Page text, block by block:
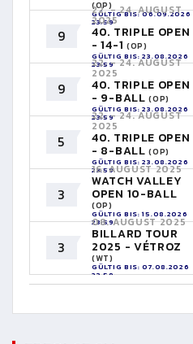
(OP)
GÜLTIG BIS: 06.09.2026
23:59
9
22. - 24. AUGUST
2025
40. TRIPLE OPEN
- 14-1 (OP)
GÜLTIG BIS: 23.08.2026
23:59
9
22. - 24. AUGUST
2025
40. TRIPLE OPEN
- 9-BALL(OP)
GÜLTIG BIS: 23.08.2026
23:59
5
22. - 24. AUGUST
2025
40. TRIPLE OPEN
- 8-BALL(OP)
GÜLTIG BIS: 23.08.2026
23:59
3
16. AUGUST 2025
WATCH VALLEY
OPEN 10-BALL
(OP)
GÜLTIG BIS: 15.08.2026
23:59
3
08. AUGUST 2025
BILLARD TOUR
2025 - VÉTROZ
(WT)
GÜLTIG BIS: 07.08.2026
23:59